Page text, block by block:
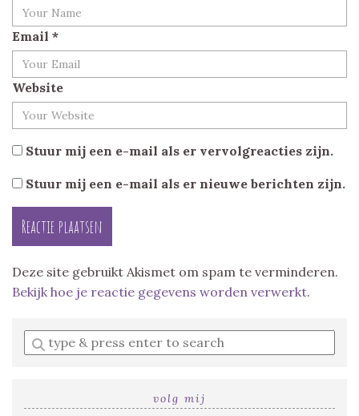
Email *
Website
Stuur mij een e-mail als er vervolgreacties zijn.
Stuur mij een e-mail als er nieuwe berichten zijn.
Deze site gebruikt Akismet om spam te verminderen.
Bekijk hoe je reactie gegevens worden verwerkt.
Enter
a
volg mij